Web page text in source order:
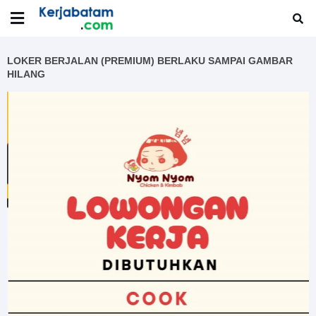
LOKER BERJALAN (PREMIUM) BERLAKU SAMPAI GAMBAR
HILANG